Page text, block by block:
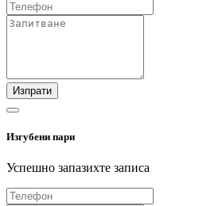
Изпрати
Изгубени пари
Успешно запазихте записа